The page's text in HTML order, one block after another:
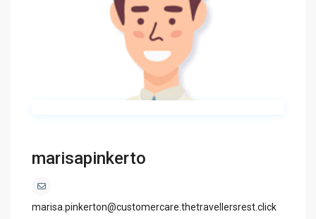
marisapinkerto
marisa.pinkerton@customercare.thetravellersrest.click